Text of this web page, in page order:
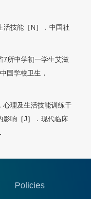
活技能［N］．中国社
7所中学初一学生艾滋
国学校卫生，
心理及生活技能训练干
影响［J］．现代临床
Policies